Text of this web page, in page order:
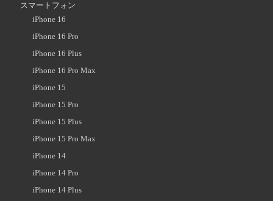
スマートフォン
iPhone 16
iPhone 16 Pro
iPhone 16 Plus
iPhone 16 Pro Max
iPhone 15
iPhone 15 Pro
iPhone 15 Plus
iPhone 15 Pro Max
iPhone 14
iPhone 14 Pro
iPhone 14 Plus